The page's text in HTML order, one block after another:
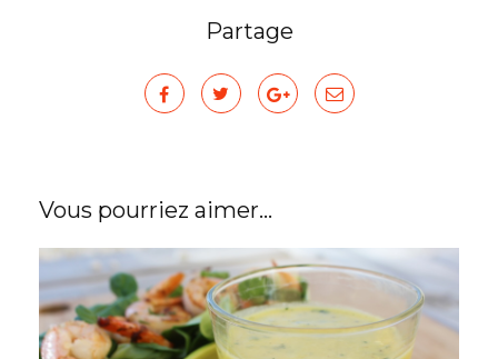
Partage
Vous pourriez aimer...